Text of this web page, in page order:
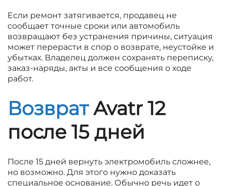
Если ремонт затягивается, продавец не
сообщает точные сроки или автомобиль
возвращают без устранения причины, ситуация
может перерасти в спор о возврате, неустойке и
убытках. Владелец должен сохранять переписку,
заказ-наряды, акты и все сообщения о ходе
работ.
ВозвратAvatr 12
после 15 дней
После 15 дней вернуть электромобиль сложнее,
но возможно. Для этого нужно доказать
специальное основание. Обычно речь идет о